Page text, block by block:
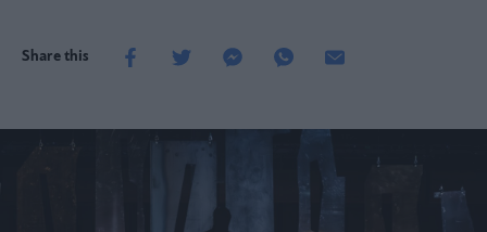
Share this